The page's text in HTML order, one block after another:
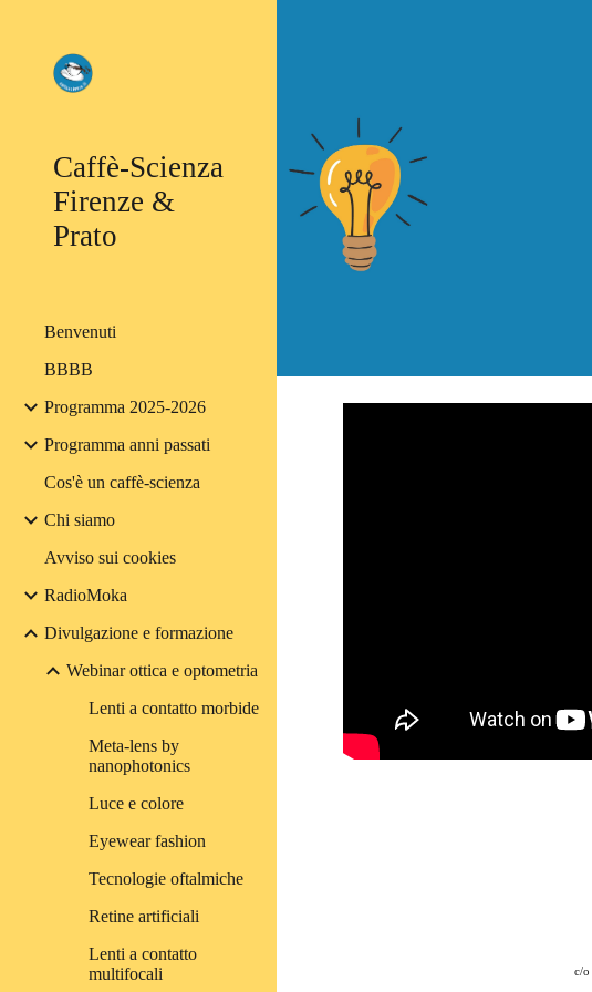
Caffè-Scienza
Firenze &
Prato
Benvenuti
BBBB
Programma 2025-2026
Programma anni passati
Cos'è un caffè-scienza
Chi siamo
Avviso sui cookies
RadioMoka
Divulgazione e formazione
Webinar ottica e optometria
Lenti a contatto morbide
Meta-lens by
nanophotonics
Luce e colore
Eyewear fashion
Tecnologie oftalmiche
Retine artificiali
Lenti a contatto
multifocali
c/o